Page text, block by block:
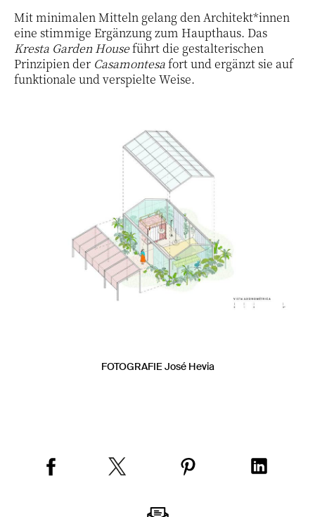
Mit minimalen Mitteln gelang den Architekt*innen
eine stimmige Ergänzung zum Haupthaus. Das
Kresta Garden Houseführt die gestalterischen
Prinzipien der Casamontesafort und ergänzt sie auf
funktionale und verspielte Weise.
FOTOGRAFIE José Hevia